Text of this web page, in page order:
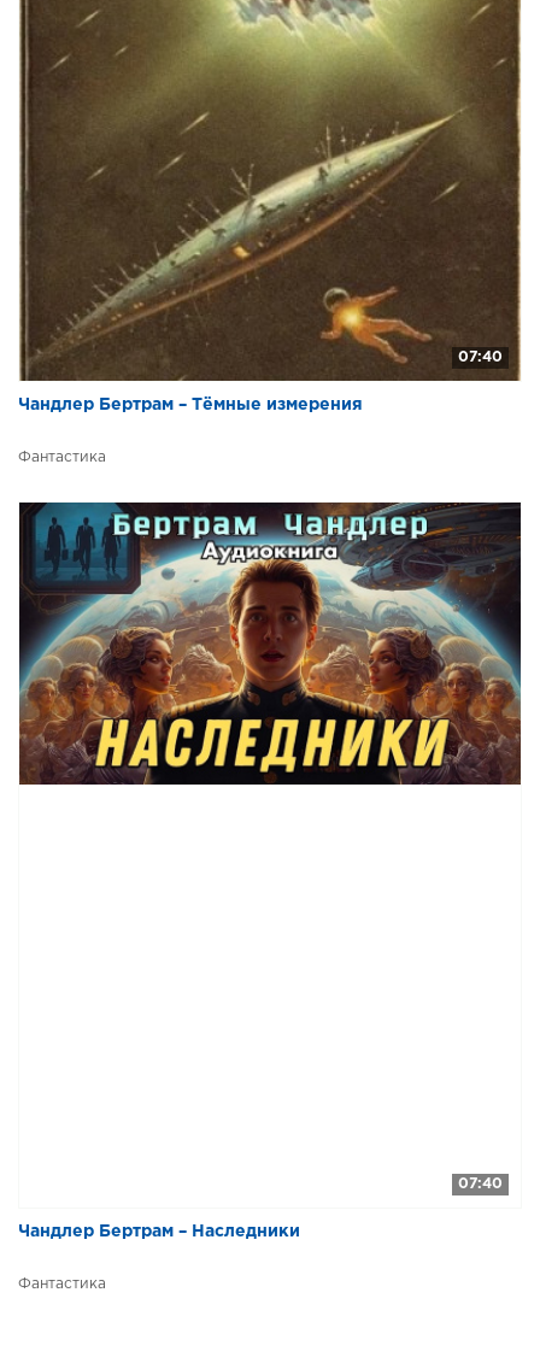
07:40
Чандлер Бертрам – Тёмные измерения
Фантастика
07:40
Чандлер Бертрам – Наследники
Фантастика